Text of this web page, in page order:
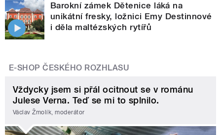
Barokní zámek Dětenice láká na
unikátní fresky, ložnici Emy Destinnové
i děla maltézských rytířů
E-SHOP ČESKÉHO ROZHLASU
Vždycky jsem si přál ocitnout se v románu
Julese Verna. Teď se mi to splnilo.
Václav Žmolík, moderátor